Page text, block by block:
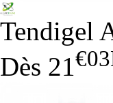
Tendigel
Dès 21 €03